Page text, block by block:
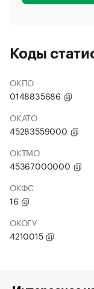
Коды
ОКПО
0148835686
ОКАТО
45283559000
ОКТМО
45367000000
ОКФС
16
ОКОГУ
4210015